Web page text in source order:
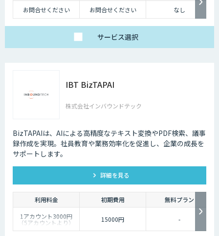
お問合せください
お問合せください なし
サービス選択
IBT BizTAPAI
株式会社インバウンドテック
BizTAPAIは、AIによる高精度なテキスト変換やPDF検索、議事
録作成を実現。社員教育や業務効率化を促進し、企業の成長を
サポートします。
詳細を見る
利用料金 初期費用
無料プラン
1アカウント3000円
（5アカウントより） 15000円 -